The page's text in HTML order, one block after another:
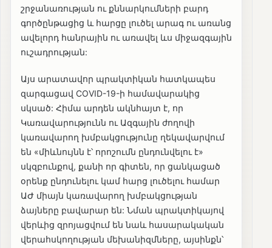
շրջանառության ու քննարկումների բարդ
գործընթացից և հարցը լուծել արագ ու առանց
ավելորդ հանրային ու առավել ևս միջազգային
ուշադրության:
Այս արատավոր պրակտիկան հատկապես
զարգացավ COVID-19-ի համավարակից
սկսած: Հիմա արդեն ակնհայտ է, որ
Կառավարությունն ու Ազգային ժողովի
կառավարող խմբակցությունը ղեկավարվում
են «միևնույնն է՝ որոշումն ընդունվելու է»
սկզբունքով, քանի որ գիտեն, որ ցանկացած
օրենք ընդունելու կամ հարց լուծելու համար
ԱԺ միայն կառավարող խմբակցության
ձայները բավարար են: Նման պրակտիկայով
վերևից զրոյացվում են նաև հասարակական
վերահսկողության մեխանիզմները, այսինքն՝